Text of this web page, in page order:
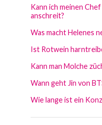
Kann ich meinen
anschreit?
Was macht Helenes
Ist Rotwein
Kann man Molche
Wann geht Jin von
Wie lange ist ein